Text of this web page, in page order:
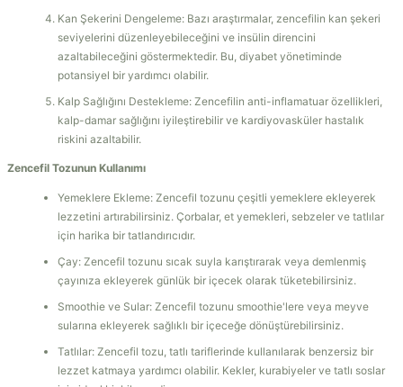
Kan Şekerini Dengeleme: Bazı araştırmalar, zencefilin kan şekeri
seviyelerini düzenleyebileceğini ve insülin direncini
azaltabileceğini göstermektedir. Bu, diyabet yönetiminde
potansiyel bir yardımcı olabilir.
Kalp Sağlığını Destekleme: Zencefilin anti-inflamatuar özellikleri,
kalp-damar sağlığını iyileştirebilir ve kardiyovasküler hastalık
riskini azaltabilir.
Zencefil Tozunun Kullanımı
Yemeklere Ekleme: Zencefil tozunu çeşitli yemeklere ekleyerek
lezzetini artırabilirsiniz. Çorbalar, et yemekleri, sebzeler ve tatlılar
için harika bir tatlandırıcıdır.
Çay: Zencefil tozunu sıcak suyla karıştırarak veya demlenmiş
çayınıza ekleyerek günlük bir içecek olarak tüketebilirsiniz.
Smoothie ve Sular: Zencefil tozunu smoothie'lere veya meyve
sularına ekleyerek sağlıklı bir içeceğe dönüştürebilirsiniz.
Tatlılar: Zencefil tozu, tatlı tariflerinde kullanılarak benzersiz bir
lezzet katmaya yardımcı olabilir. Kekler, kurabiyeler ve tatlı soslar